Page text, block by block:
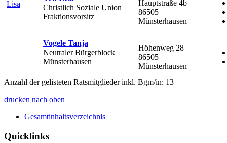
Christlich Soziale Union
Fraktionsvorsitz
Hauptstraße 4b
86505
Münsterhausen
Vogele Tanja
Neutraler Bürgerblock
Münsterhausen
Höhenweg 28
86505
Münsterhausen
Anzahl der gelisteten Ratsmitglieder inkl. Bgm/in: 13
drucken nach oben
Gesamtinhaltsverzeichnis
Quicklinks